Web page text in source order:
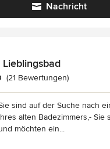
Nachricht
Lieblingsbad
Bewertung: 5 von 5
(21 Bewertungen)
sind auf der Suche nach
alten Badezimmers,- Sie
möchten ein...